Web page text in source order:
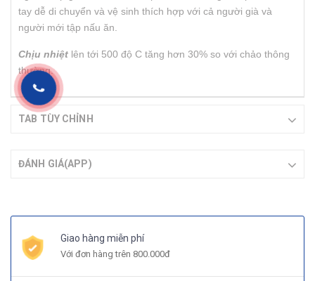
tay dễ di chuyển và vệ sinh thích hợp với cả người già và
người mới tập nấu ăn.
Chịu nhiệt lên tới 500 độ C tăng hơn 30% so với chảo thông
thường.
TAB TÙY CHỈNH
ĐÁNH GIÁ(APP)
Giao hàng miễn phí
Với đơn hàng trên 800.000đ